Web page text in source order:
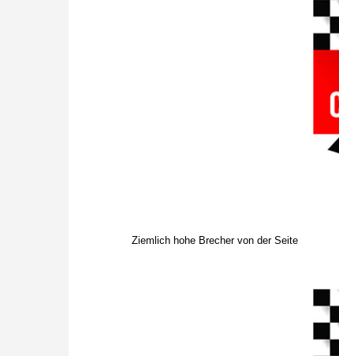
Ziemlich hohe Brecher von der Seite